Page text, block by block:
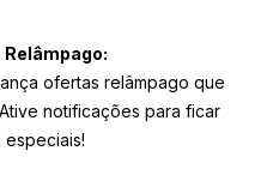
Relâmpago:
ofertas relâmpago que
notificações para ficar